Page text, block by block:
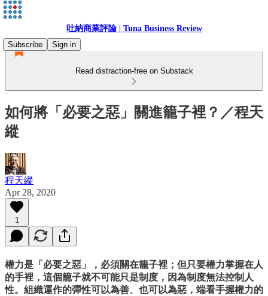
吐納商業評論 | Tuna Business Review
Subscribe
Sign in
Read distraction-free on Substack
如何將「必要之惡」關進籠子裡？／程天
縱
程天縱
Apr 28, 2020
1
權力是「必要之惡」，必須關在籠子裡；但只要權力掌握在人
的手裡，這個籠子就不可能只是制度，因為制度無法控制人
性。組織運作的彈性可以為善、也可以為惡，端看手握權力的